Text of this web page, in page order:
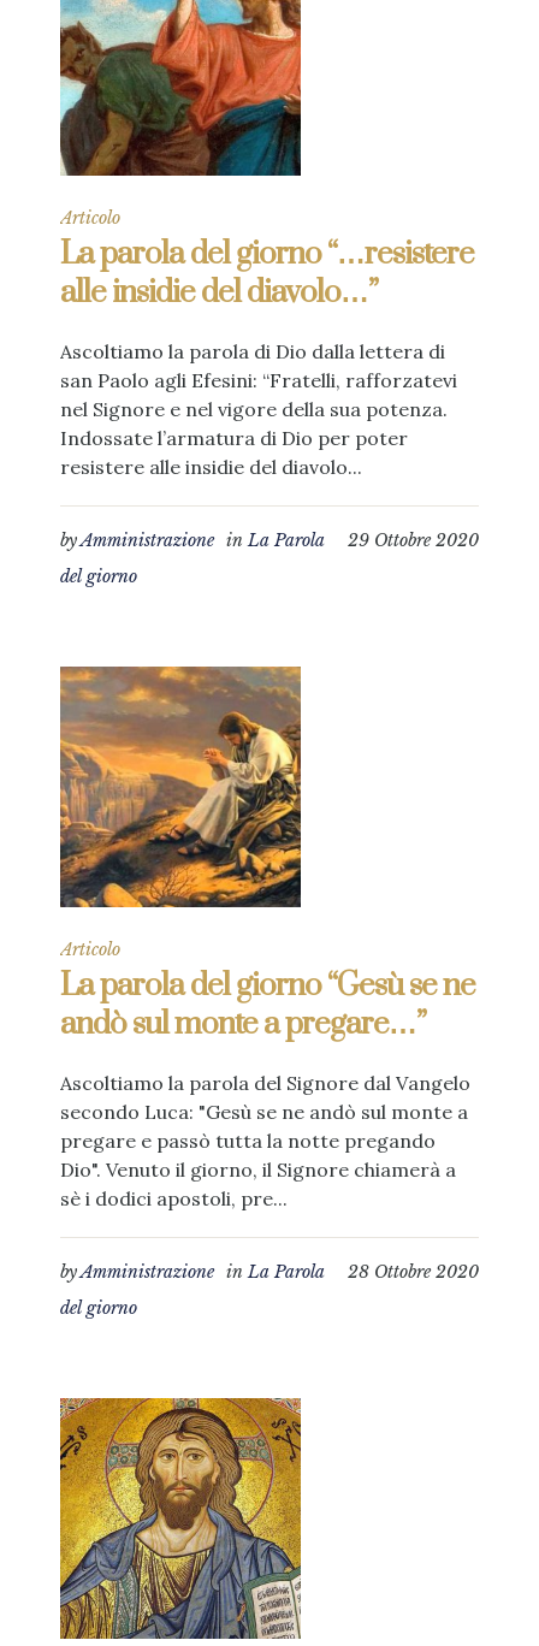
Articolo
La parola del giorno “…resistere
alle insidie del diavolo…”
Ascoltiamo la parola di Dio dalla lettera di
san Paolo agli Efesini: “Fratelli, rafforzatevi
nel Signore e nel vigore della sua potenza.
Indossate l’armatura di Dio per poter
resistere alle insidie del diavolo...
29 Ottobre 2020
byAmministrazione inLa Parola
del giorno
Articolo
La parola del giorno “Gesù se ne
andò sul monte a pregare…”
Ascoltiamo la parola del Signore dal Vangelo
secondo Luca: "Gesù se ne andò sul monte a
pregare e passò tutta la notte pregando
Dio". Venuto il giorno, il Signore chiamerà a
sè i dodici apostoli, pre...
28 Ottobre 2020
byAmministrazione inLa Parola
del giorno